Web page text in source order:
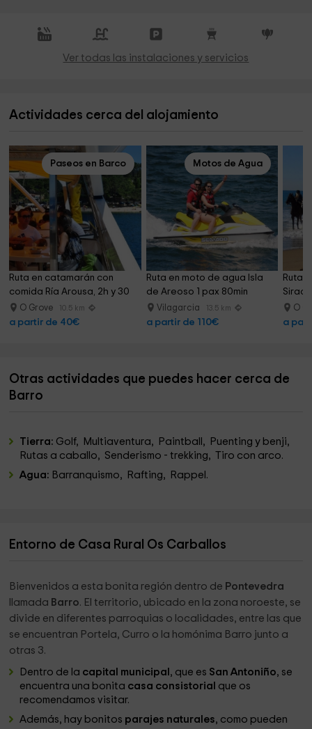
Ver todas las instalaciones y servicios
Actividades cerca del alojamiento
Paseos en Barco
Ruta en catamarán con
comida Ría Arousa, 2h y 30
O Grove 10.5 km
a partir de 40€
Motos de Agua
Ruta en moto de agua Isla
de Areoso 1 pax 80min
Vilagarcia 13.5 km
a partir de 110€
Ruta
O
a
Otras actividades que puedes hacer cerca de
Barro
Tierra: Golf, Multiaventura, Paintball, Puenting y benji,
Rutas a caballo, Senderismo - trekking, Tiro con arco.
Agua: Barranquismo, Rafting, Rappel.
Entorno de Casa Rural Os Carballos
Bienvenidos a esta bonita región dentro de Pontevedra
llamada Barro. El territorio, ubicado en la zona noroeste, se
divide en diferentes parroquias o localidades, entre las que
se encuentran Portela, Curro o la homónima Barro junto a
otras 3.
Dentro de la capital municipal , que es San Antoniño, se
encuentra una bonita casa consistorial que os
recomendamos visitar.
Además, hay bonitos parajes naturales, como pueden